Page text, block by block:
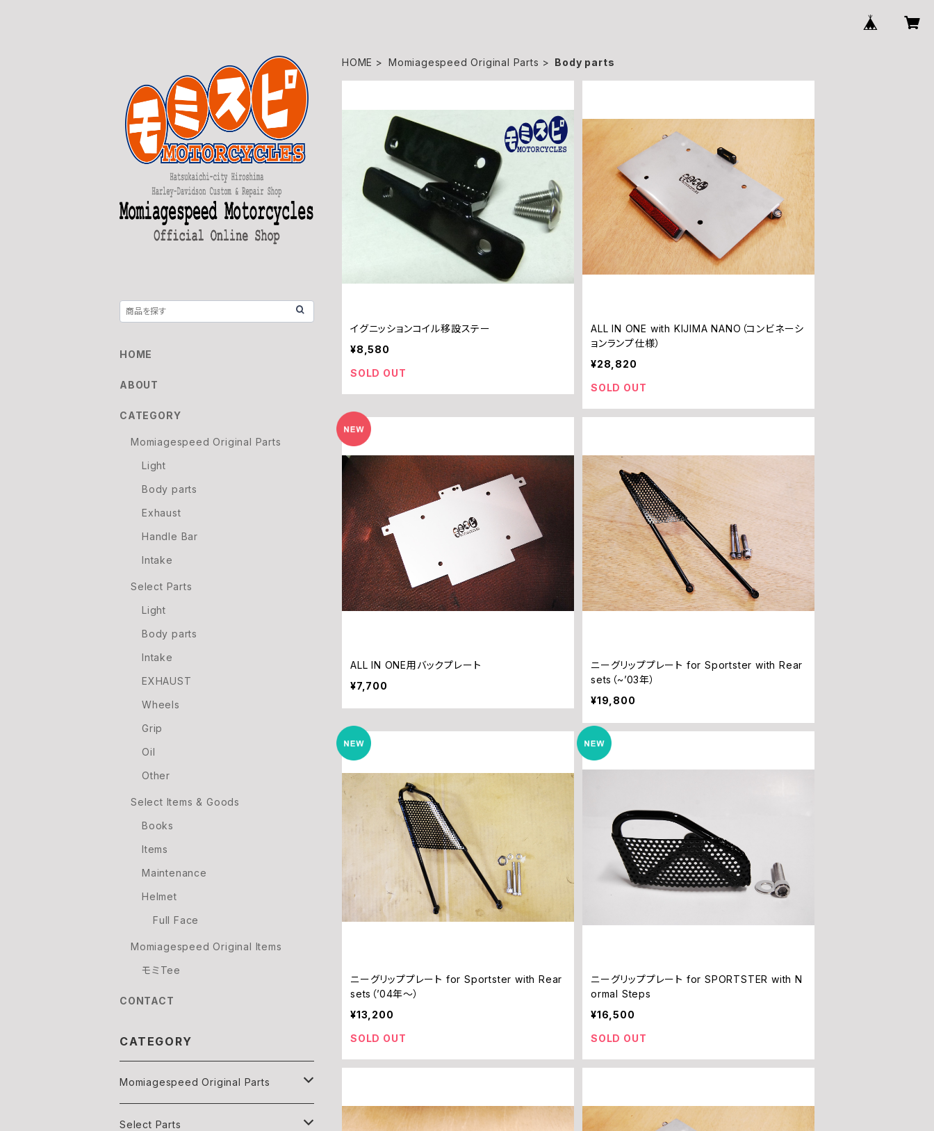
HOME Momiagespeed Original Parts Body parts
イグニッションコイル移設ステー
¥8,580
SOLD OUT
ALL IN ONE with KIJIMA NANO（コンビネーシ
ョンランプ仕様）
¥28,820
SOLD OUT
ALL IN ONE用バックプレート
¥7,700
ニーグリッププレート for Sportster with Rear
sets（~’03年）
¥19,800
ニーグリッププレート for Sportster with Rear
sets（’04年～）
¥13,200
SOLD OUT
ニーグリッププレート for SPORTSTER with N
ormal Steps
¥16,500
SOLD OUT
HOME
ABOUT
CATEGORY
Momiagespeed Original Parts
Light
Body parts
Exhaust
Handle Bar
Intake
Select Parts
Light
Body parts
Intake
EXHAUST
Wheels
Grip
Oil
Other
Select Items & Goods
Books
Items
Maintenance
Helmet
Full Face
Momiagespeed Original Items
モミTee
CONTACT
CATEGORY
Momiagespeed Original Parts
Light
Select Parts